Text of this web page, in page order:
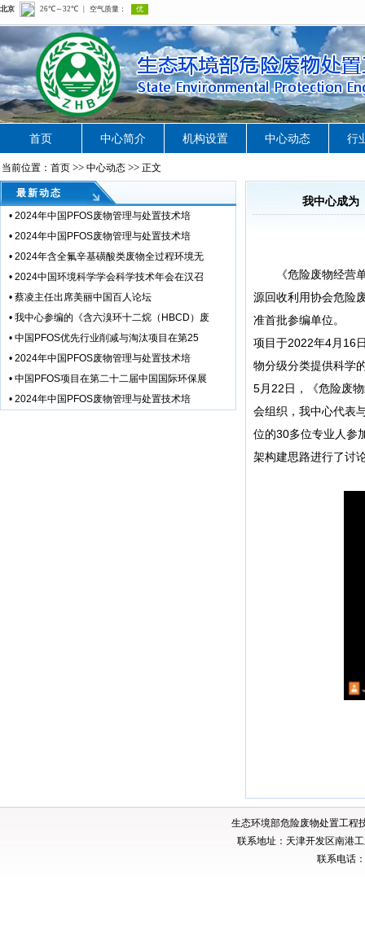
首页 中心简介 机构设置 中心动态 行
当前位置：首页 >> 中心动态 >> 正文
最新动态
• 2024年中国PFOS废物管理与处置技术培
• 2024年中国PFOS废物管理与处置技术培
• 2024年含全氟辛基磺酸类废物全过程环境无
• 2024中国环境科学学会科学技术年会在汉召
• 蔡凌主任出席美丽中国百人论坛
• 我中心参编的《含六溴环十二烷（HBCD）废
• 中国PFOS优先行业削减与淘汰项目在第25
• 2024年中国PFOS废物管理与处置技术培
• 中国PFOS项目在第二十二届中国国际环保展
• 2024年中国PFOS废物管理与处置技术培
我中心成为
《危险废物经营单
源回收利用协会危险
准首批参编单位。
项目于2022年4月16
物分级分类提供科学
5月22日，《危险废
会组织，我中心代表
位的30多位专业人参
架构建思路进行了讨
生态环境部危险废物处置工
联系地址：天津开发区南港
联系电话